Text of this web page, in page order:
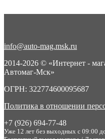
info@auto-mag.msk.ru
2014-2026 © «Интернет -
Автомаг-Мск»
ОГРН: 322774600095687
Политика в отношении
+7 (926) 694-77-48
Уже 12 лет без выходных с 09:00